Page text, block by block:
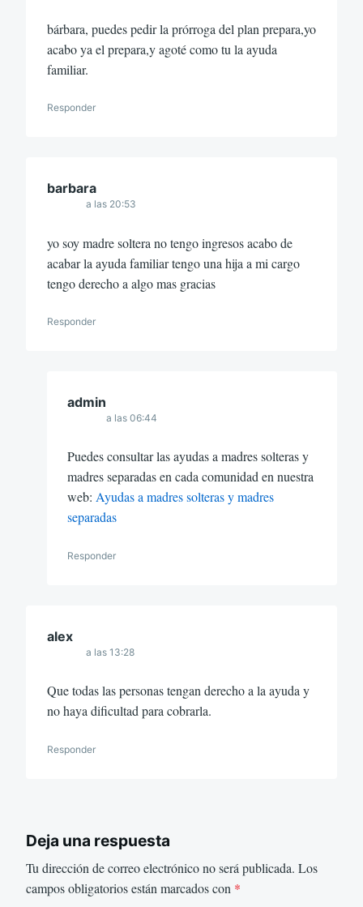
bárbara, puedes pedir la prórroga del plan prepara,yo
acabo ya el prepara,y agoté como tu la ayuda
familiar.
Responder
barbara
a las 20:53
yo soy madre soltera no tengo ingresos acabo de
acabar la ayuda familiar tengo una hija a mi cargo
tengo derecho a algo mas gracias
Responder
admin
a las 06:44
Puedes consultar las ayudas a madres solteras y
madres separadas en cada comunidad en nuestra
web:Ayudas a madres solteras y madres
separadas
Responder
alex
a las 13:28
Que todas las personas tengan derecho a la ayuda y
no haya dificultad para cobrarla.
Responder
Deja una respuesta
Tu dirección de correo electrónico no será publicada. Los
campos obligatorios están marcados con *